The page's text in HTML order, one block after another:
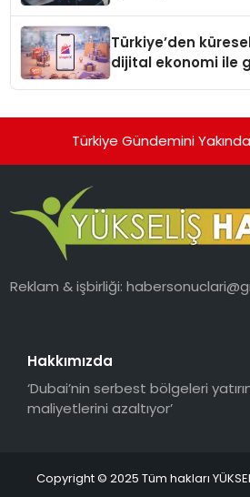
Türkiye’den
dijital ekonomi ile
Türkiye Gündemini
Reklam & işbirliği:
Hakkımızda
‘Dubai’nin serbest bölgeleri
maliyetlerini azaltıyor’
Copyright © 2025 Tüm hakları